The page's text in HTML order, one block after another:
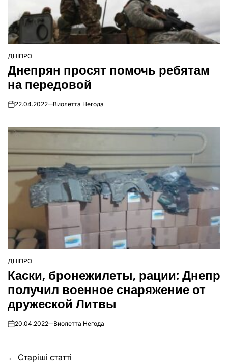
ОПУБЛІКУВАТИ
У
ДНІПРО
Днепрян просят помочь ребятам
на передовой
on22.04.2022 Виолетта Негода
ОПУБЛІКУВАТИ
У
ДНІПРО
Каски, бронежилеты, рации: Днепр
получил военное снаряжение от
дружеской Литвы
on20.04.2022 Виолетта Негода
← Старіші статті